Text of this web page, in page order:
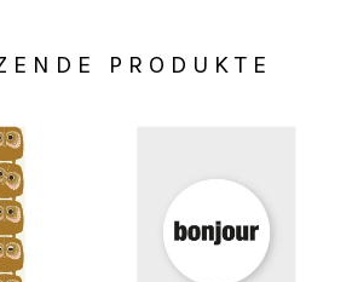
PRODUKTE